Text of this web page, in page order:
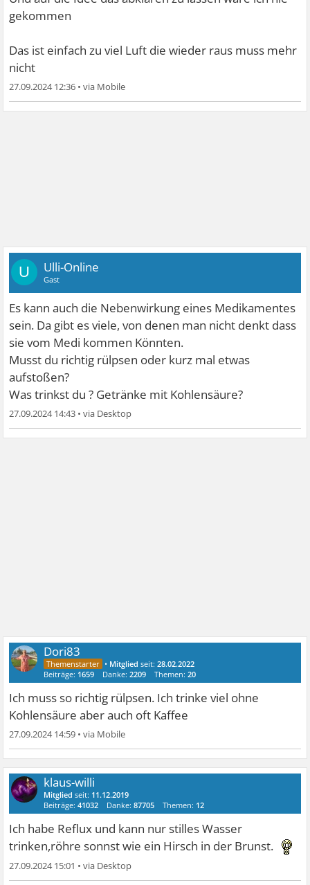
gekommen
Das ist einfach zu viel Luft die wieder raus muss mehr
nicht
27.09.2024 12:36 •
U Ulli-Online
Gast
Es kann auch die Nebenwirkung eines Medikamentes
sein. Da gibt es viele, von denen man nicht denkt dass
sie vom Medi kommen Könnten.
Musst du richtig rülpsen oder kurz mal etwas
aufstoßen?
Was trinkst du ? Getränke mit Kohlensäure?
27.09.2024 14:43 •
Dori83
• Mitglied seit:28.02.2022
Beiträge: 1659 Danke:2209 Themen:20
Ich muss so richtig rülpsen. Ich trinke viel ohne
Kohlensäure aber auch oft Kaffee
27.09.2024 14:59 •
klaus-willi
Mitglied seit: 11.12.2019
Beiträge:41032 Danke:87705 Themen: 12
Ich habe Reflux und kann nur stilles Wasser
trinken,röhre sonnst wie ein Hirsch in der Brunst.
27.09.2024 15:01 •